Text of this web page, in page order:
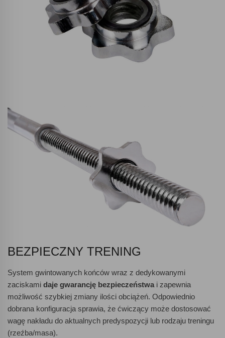
BEZPIECZNY TRENING
System gwintowanych końców wraz z dedykowanymi
zaciskami daje gwarancję bezpieczeństwa i zapewnia
możliwość szybkiej zmiany ilości obciążeń. Odpowiednio
dobrana konfiguracja sprawia, że ćwiczący może dostosować
wagę nakładu do aktualnych predyspozycji lub rodzaju treningu
(rzeźba/masa).